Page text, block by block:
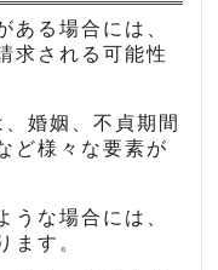
ある場合には、
求される可能性
婚姻、不貞期間
ど様々な要素が
うな場合には、
ます。